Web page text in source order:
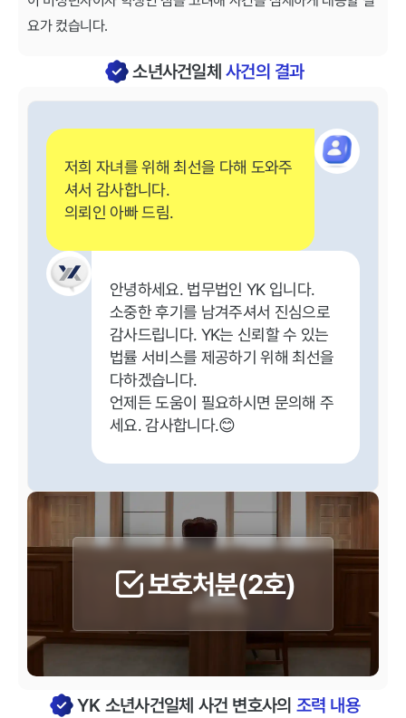
요가 컸습니다.
소년사건일체사건의 결과
저희 자녀를 위해 최선을 다해 도와주
셔서 감사합니다.
의뢰인 아빠 드림.
안녕하세요. 법무법인 YK 입니다.
소중한 후기를 남겨주셔서 진심으로
감사드립니다. YK는 신뢰할 수 있는
법률 서비스를 제공하기 위해 최선을
다하겠습니다.
언제든 도움이 필요하시면 문의해 주
세요. 감사합니다.😊
보호처분(2호)
YK 소년사건일체 사건 변호사의 조력 내용